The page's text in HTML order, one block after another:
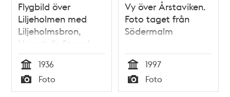
Flygbild över
Liljeholmen med
Liljeholmsbron,
Hornstulls Strand
och Årstabron 1936
Tid
1936
Typ
Foto
Vy över Årstaviken.
Foto taget från
Södermalm
Tid
1997
Typ
Foto